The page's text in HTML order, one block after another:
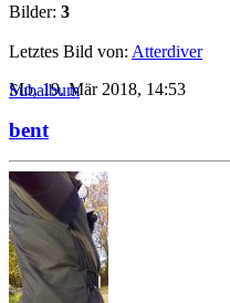
Bilder: 3
Letztes Bild von: Atterdiver
Mo, 19. Mär 2018, 14:53
Subalbum
bent